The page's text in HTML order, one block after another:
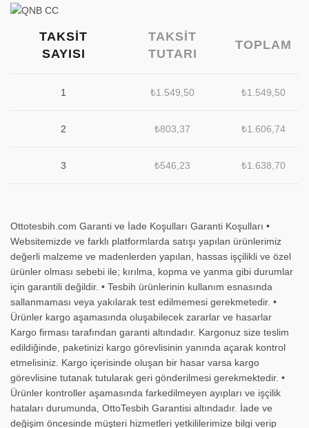
TAKSIT
SAYISI
TAKSIT
TUTARI
TOPLAM
1 ₺1.549,50 ₺1.549,50
2 ₺803,37 ₺1.606,74
3 ₺546,23 ₺1.638,70
Ottotesbih.com Garanti ve İade Koşulları Garanti Koşulları •
Websitemizde ve farklı platformlarda satışı yapılan ürünlerimiz
değerli malzeme ve madenlerden yapılan, hassas işçilikli ve özel
ürünler olması sebebi ile; kırılma, kopma ve yanma gibi durumlar
için garantili değildir. • Tesbih ürünlerinin kullanım esnasında
sallanmaması veya yakılarak test edilmemesi gerekmetedir. •
Ürünler kargo aşamasında oluşabilecek zararlar ve hasarlar
Kargo firması tarafından garanti altındadır. Kargonuz size teslim
edildiğinde, paketinizi kargo görevlisinin yanında açarak kontrol
etmelisiniz. Kargo içerisinde oluşan bir hasar varsa kargo
görevlisine tutanak tutularak geri gönderilmesi gerekmektedir. •
Ürünler kontroller aşamasında farkedilmeyen ayıpları ve işçilik
hataları durumunda, OttoTesbih Garantisi altındadır. İade ve
değişim öncesinde müşteri hizmetleri yetkililerimize bilgi verip